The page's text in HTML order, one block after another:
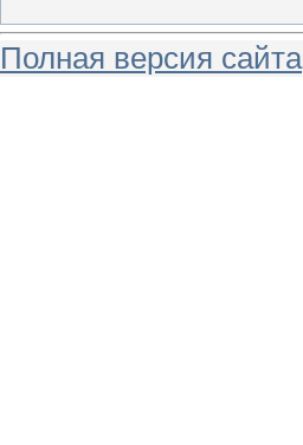
Полная версия сайта